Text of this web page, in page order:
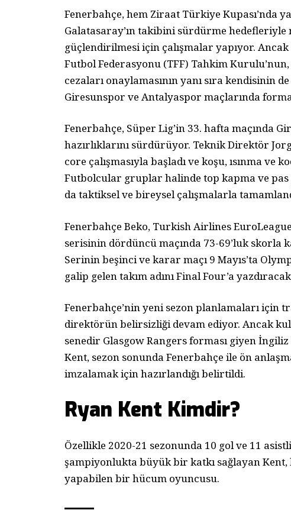
Fenerbahçe, hem Ziraat Türkiye Kupası’nda
Galatasaray’ın takibini sürdürme
güçlendirilmesi için çalışmalar yapıyor.
Futbol Federasyonu (TFF) Tahkim
cezaları onaylamasının yanı sıra kendisinin
Giresunspor ve Antalyaspor maçlarında
Fenerbahçe, Süper Lig’in 33. hafta maçında
hazırlıklarını sürdürüyor. Teknik Direktör
core çalışmasıyla başladı ve koşu, ısınma
Futbolcular gruplar halinde top kapma ve pas
da taktiksel ve bireysel çalışmalarla
Fenerbahçe Beko, Turkish Airlines
serisinin dördüncü maçında 73-69’luk skorla
Serinin beşinci ve karar maçı 9 Mayıs’ta
galip gelen takım adını Final Four’a
Fenerbahçe’nin yeni sezon planlamaları için
direktörün belirsizliği devam ediyor. Ancak
senedir Glasgow Rangers forması giyen
Kent, sezon sonunda Fenerbahçe ile ön
imzalamak için hazırlandığı belirtildi.
Ryan Kent Kimdir?
Özellikle 2020-21 sezonunda 10 gol ve 11
şampiyonlukta büyük bir katkı sağlayan
yapabilen bir hücum oyuncusu.